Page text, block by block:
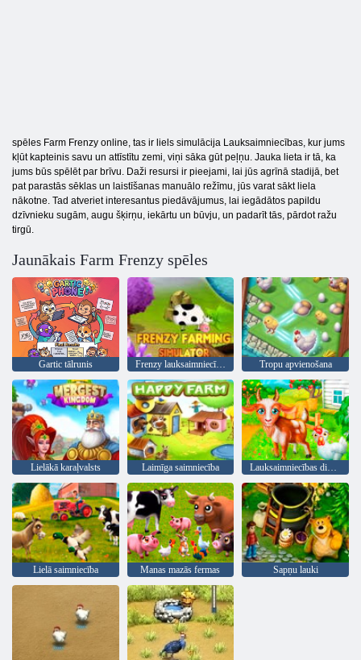
spēles Farm Frenzy online, tas ir liels simulācija Lauksaimniecības, kur jums
kļūt kapteinis savu un attīstītu zemi, viņi sāka gūt peļņu. Jauka lieta ir tā, ka
jums būs spēlēt par brīvu. Daži resursi ir pieejami, lai jūs agrīnā stadijā, bet
pat parastās sēklas un laistīšanas manuālo režīmu, jūs varat sākt liela
nākotne. Tad atveriet interesantus piedāvājumus, lai iegādātos papildu
dzīvnieku sugām, augu šķirņu, iekārtu un būvju, un padarīt tās, pārdot ražu
tirgū.
Jaunākais Farm Frenzy spēles
Gartic tālrunis Frenzy lauksaimniecības simulators Tropu apvienošana
Lielākā karaļvalsts Laimīga saimniecība Lauksaimniecības dienas
Lielā saimniecība Manas mazās fermas Sapņu lauki